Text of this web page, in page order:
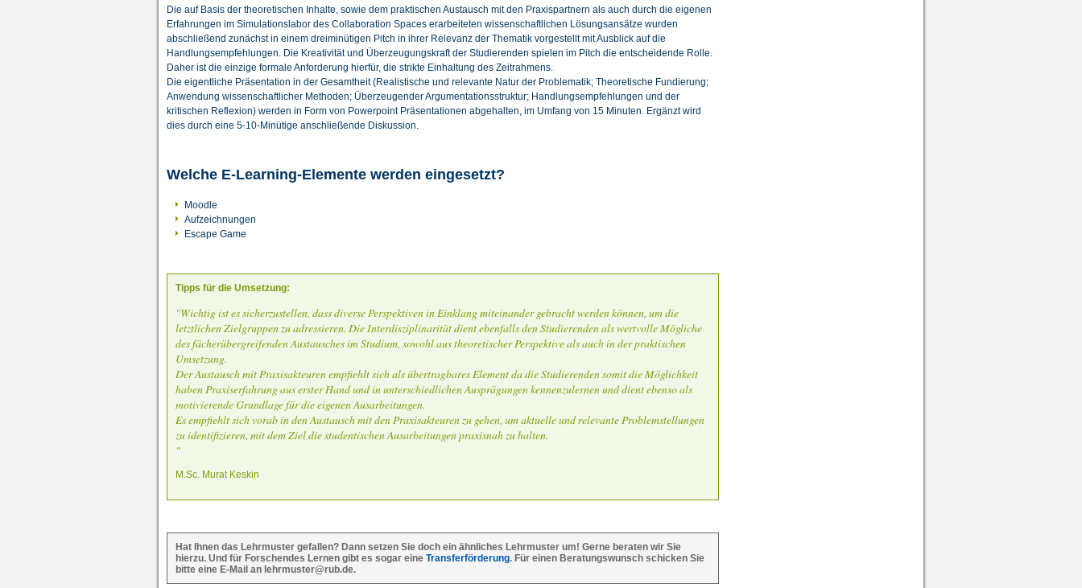
Die auf Basis der theoretischen Inhalte, sowie dem praktischen Austausch mit den Praxispartnern als auch durch die eigenen
Erfahrungen im Simulationslabor des Collaboration Spaces erarbeiteten wissenschaftlichen Lösungsansätze wurden
abschließend zunächst in einem dreiminütigen Pitch in ihrer Relevanz der Thematik vorgestellt mit Ausblick auf die
Handlungsempfehlungen. Die Kreativität und Überzeugungskraft der Studierenden spielen im Pitch die entscheidende Rolle.
Daher ist die einzige formale Anforderung hierfür, die strikte Einhaltung des Zeitrahmens.
Die eigentliche Präsentation in der Gesamtheit (Realistische und relevante Natur der Problematik; Theoretische Fundierung;
Anwendung wissenschaftlicher Methoden; Überzeugender Argumentationsstruktur; Handlungsempfehlungen und der
kritischen Reflexion) werden in Form von Powerpoint Präsentationen abgehalten, im Umfang von 15 Minuten. Ergänzt wird
dies durch eine 5-10-Minütige anschließende Diskussion.
Welche E-Learning-Elemente werden eingesetzt?
Moodle
Aufzeichnungen
Escape Game
Tipps für die Umsetzung:
"Wichtig ist es sicherzustellen, dass diverse Perspektiven in Einklang miteinander gebracht werden können, um die
letztlichen Zielgruppen zu adressieren. Die Interdisziplinarität dient ebenfalls den Studierenden als wertvolle Mögliche
des fächerübergreifenden Austausches im Studium, sowohl aus theoretischer Perspektive als auch in der praktischen
Umsetzung.
Der Austausch mit Praxisakteuren empfiehlt sich als übertragbares Element da die Studierenden somit die Möglichkeit
haben Praxiserfahrung aus erster Hand und in unterschiedlichen Ausprägungen kennenzulernen und dient ebenso als
motivierende Grundlage für die eigenen Ausarbeitungen.
Es empfiehlt sich vorab in den Austausch mit den Praxisakteuren zu gehen, um aktuelle und relevante Problemstellungen
zu identifizieren, mit dem Ziel die studentischen Ausarbeitungen praxisnah zu halten.
"
M.Sc. Murat Keskin
Hat Ihnen das Lehrmuster gefallen? Dann setzen Sie doch ein ähnliches Lehrmuster um! Gerne beraten wir Sie
hierzu. Und für Forschendes Lernen gibt es sogar eine Transferförderung. Für einen Beratungswunsch schicken Sie
bitte eine E-Mail an lehrmuster@rub.de.